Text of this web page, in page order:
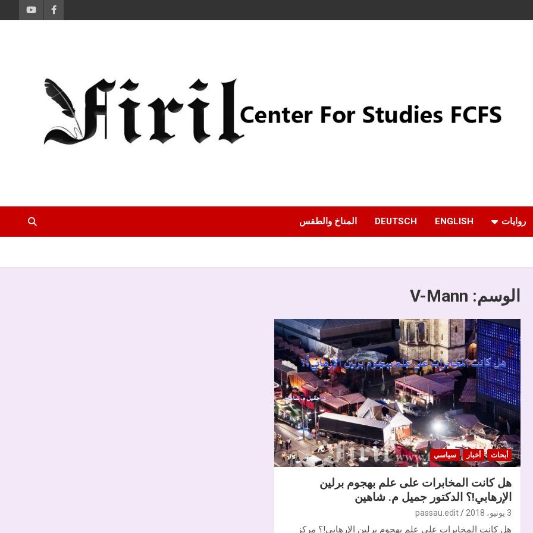
روايات ENGLISH
DEUTSCH المناخ والطقس
الوسم: V-Mann
أبحاث أخبار سياسي
هل كانت المخابرات على علم بهجوم برلين
الإرهابي!؟ الدكتور جميل م. شاهين
3 يونيو، 2018 passau.edit
هل كانت المخابرات على علم بهجوم برلين الإرهابي!؟ مركز